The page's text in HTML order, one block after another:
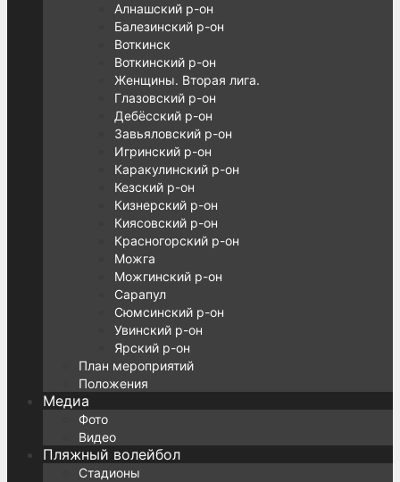
Алнашский р-он
Балезинский р-он
Воткинск
Воткинский р-он
Женщины. Вторая лига.
Глазовский р-он
Дебёсский р-он
Завьяловский р-он
Игринский р-он
Каракулинский р-он
Кезский р-он
Кизнерский р-он
Киясовский р-он
Красногорский р-он
Можга
Можгинский р-он
Сарапул
Сюмсинский р-он
Увинский р-он
Ярский р-он
План мероприятий
Положения
Медиа
Фото
Видео
Пляжный волейбол
Стадионы